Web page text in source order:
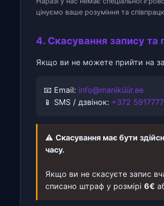
цінуємо ваше розуміння та
4. Скасування запису та
Якщо ви не можете прийти на
📧 Email: info@maniküür.ee
📱 SMS / дзвінок: +372
⚠️ Скасування має бути
часу.
Якщо ви не скасуєте запис
списано штраф у розмірі 6€